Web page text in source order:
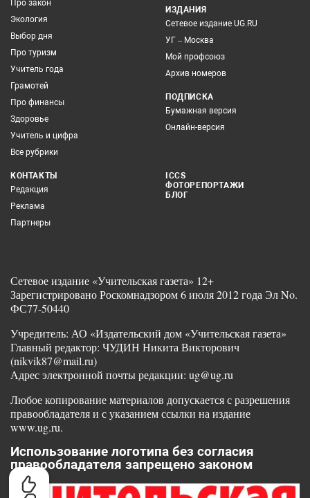
Про закон
Экология
Выбор дня
Про туризм
Учитель года
Грамотей
Про финансы
Здоровье
Учитель и цифра
Все рубрики
ИЗДАНИЯ
Сетевое издание UG.RU
УГ – Москва
Мой профсоюз
Архив номеров
ПОДПИСКА
Бумажная версия
Онлайн-версия
КОНТАКТЫ
Редакция
Реклама
Партнеры
ICCS
ФОТОРЕПОРТАЖИ
БЛОГ
Сетевое издание «Учительская газета» 12+
Зарегистрировано Роскомнадзором 6 июля 2012 года Эл No.
ФС77-50440
Учредитель: АО «Издательский дом «Учительская газета»
Главный редактор: ЧУДИН Никита Викторович
(nikvik87@mail.ru)
Адрес электронной почты редакции: ug@ug.ru
Любое копирование материалов допускается с разрешения
правообладателя и с указанием ссылки на издание
www.ug.ru.
Использование логотипа без согласия
правообладателя запрещено законом